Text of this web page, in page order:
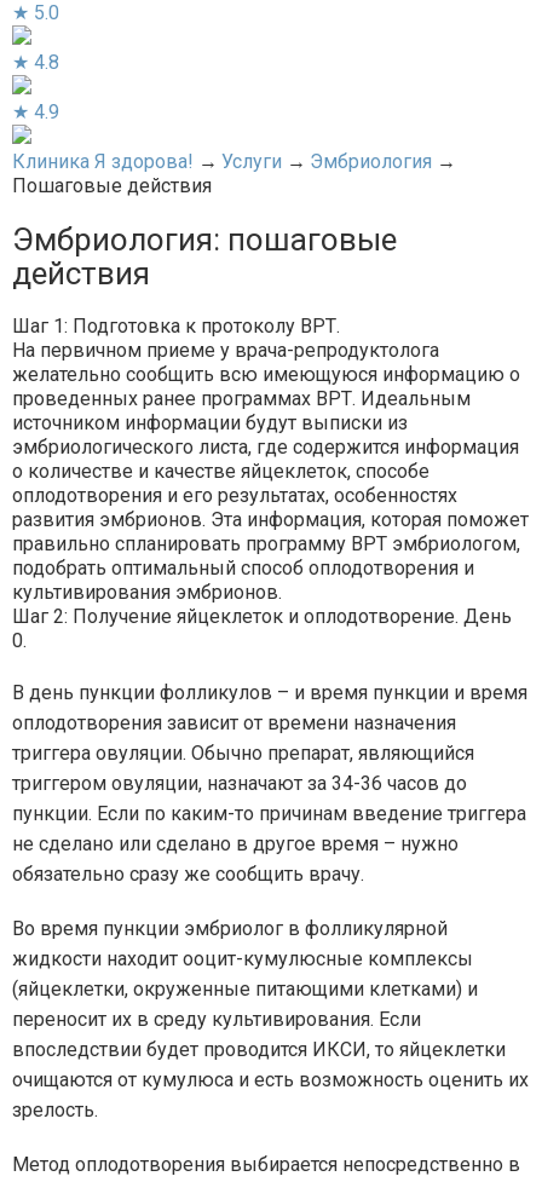
★ 5.0
★ 4.8
★ 4.9
Клиника Я здорова! → Услуги → Эмбриология →
Пошаговые действия
Эмбриология: пошаговые
действия
Шаг 1: Подготовка к протоколу ВРТ.
На первичном приеме у врача-репродуктолога
желательно сообщить всю имеющуюся информацию о
проведенных ранее программах ВРТ. Идеальным
источником информации будут выписки из
эмбриологического листа, где содержится информация
о количестве и качестве яйцеклеток, способе
оплодотворения и его результатах, особенностях
развития эмбрионов. Эта информация, которая поможет
правильно спланировать программу ВРТ эмбриологом,
подобрать оптимальный способ оплодотворения и
культивирования эмбрионов.
Шаг 2: Получение яйцеклеток и оплодотворение. День
0.
В день пункции фолликулов – и время пункции и время
оплодотворения зависит от времени назначения
триггера овуляции. Обычно препарат, являющийся
триггером овуляции, назначают за 34-36 часов до
пункции. Если по каким-то причинам введение триггера
не сделано или сделано в другое время – нужно
обязательно сразу же сообщить врачу.
Во время пункции эмбриолог в фолликулярной
жидкости находит ооцит-кумулюсные комплексы
(яйцеклетки, окруженные питающими клетками) и
переносит их в среду культивирования. Если
впоследствии будет проводится ИКСИ, то яйцеклетки
очищаются от кумулюса и есть возможность оценить их
зрелость.
Метод оплодотворения выбирается непосредственно в